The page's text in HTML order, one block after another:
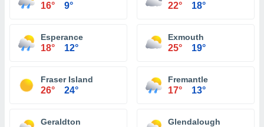
16° 9° 22° 18°
Esperance
18° 12°
Exmouth
25° 19°
Fraser Island
26° 24°
Fremantle
17° 13°
Geraldton Glendalough